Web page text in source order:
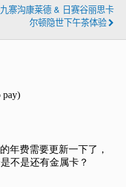
九寨沟康莱德 & 日赛谷丽思卡
尔顿隐世下午茶体验